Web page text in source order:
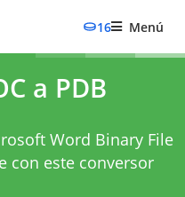
16 Menú
a PDB
Word Binary File
con este conversor